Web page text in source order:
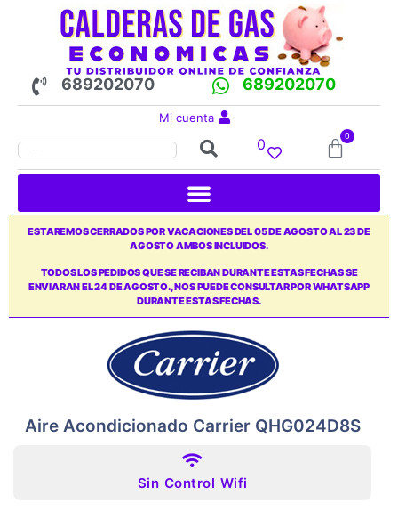
689202070 689202070
Mi cuenta
0 0
ESTAREMOS CERRADOS POR VACACIONES DEL 05 DE AGOSTO AL 23 DE
AGOSTO AMBOS INCLUIDOS.
TODOS LOS PEDIDOS QUE SE RECIBAN DURANTE ESTAS FECHAS SE
ENVIARAN EL 24 DE AGOSTO., NOS PUEDE CONSULTAR POR WHATSAPP
DURANTE ESTAS FECHAS.
Aire Acondicionado Carrier QHG024D8S
Sin Control Wifi